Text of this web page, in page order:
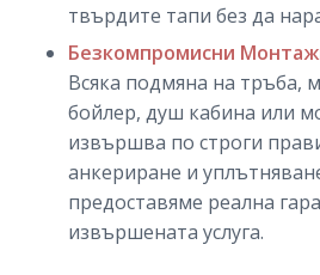
твърдите тапи без да
Безкомпромисни
Всяка подмяна на тръба,
бойлер, душ кабина или
извършва по строги
анкериране и
предоставяме реална
извършената услуга.